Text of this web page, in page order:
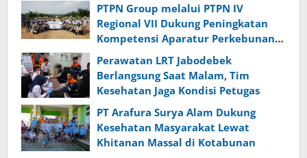
PTPN Group melalui PTPN IV
Regional VII Dukung Peningkatan
Kompetensi Aparatur Perkebunan
Lewat Pelatihan Avenza Maps di
Way Kanan
Perawatan LRT Jabodebek
Berlangsung Saat Malam, Tim
Kesehatan Jaga Kondisi Petugas
PT Arafura Surya Alam Dukung
Kesehatan Masyarakat Lewat
Khitanan Massal di Kotabunan